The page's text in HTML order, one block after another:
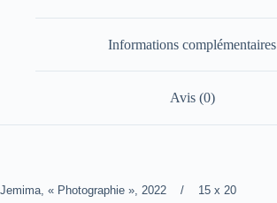
Informations complémentaires
Avis (0)
Jemima, « Photographie », 2022 / 15 x 20